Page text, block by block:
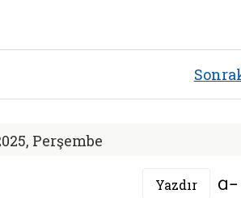
Perşembe
Yazdır